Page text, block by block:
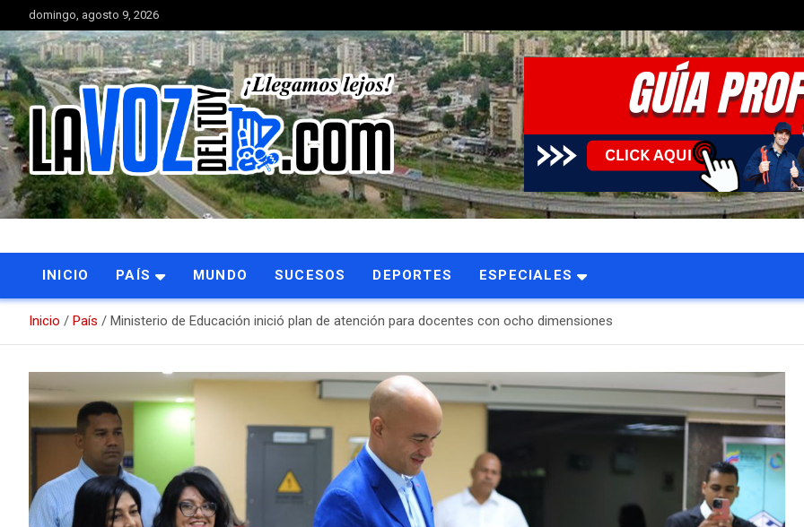
al
contenido
domingo, agosto 9, 2026
La Voz del Tuy
Portal de noticias
INICIO PAÍS MUNDO SUCESOS DEPORTES ESPECIALES
Inicio País Ministerio de Educación inició plan de atención para docentes con ocho dimensiones